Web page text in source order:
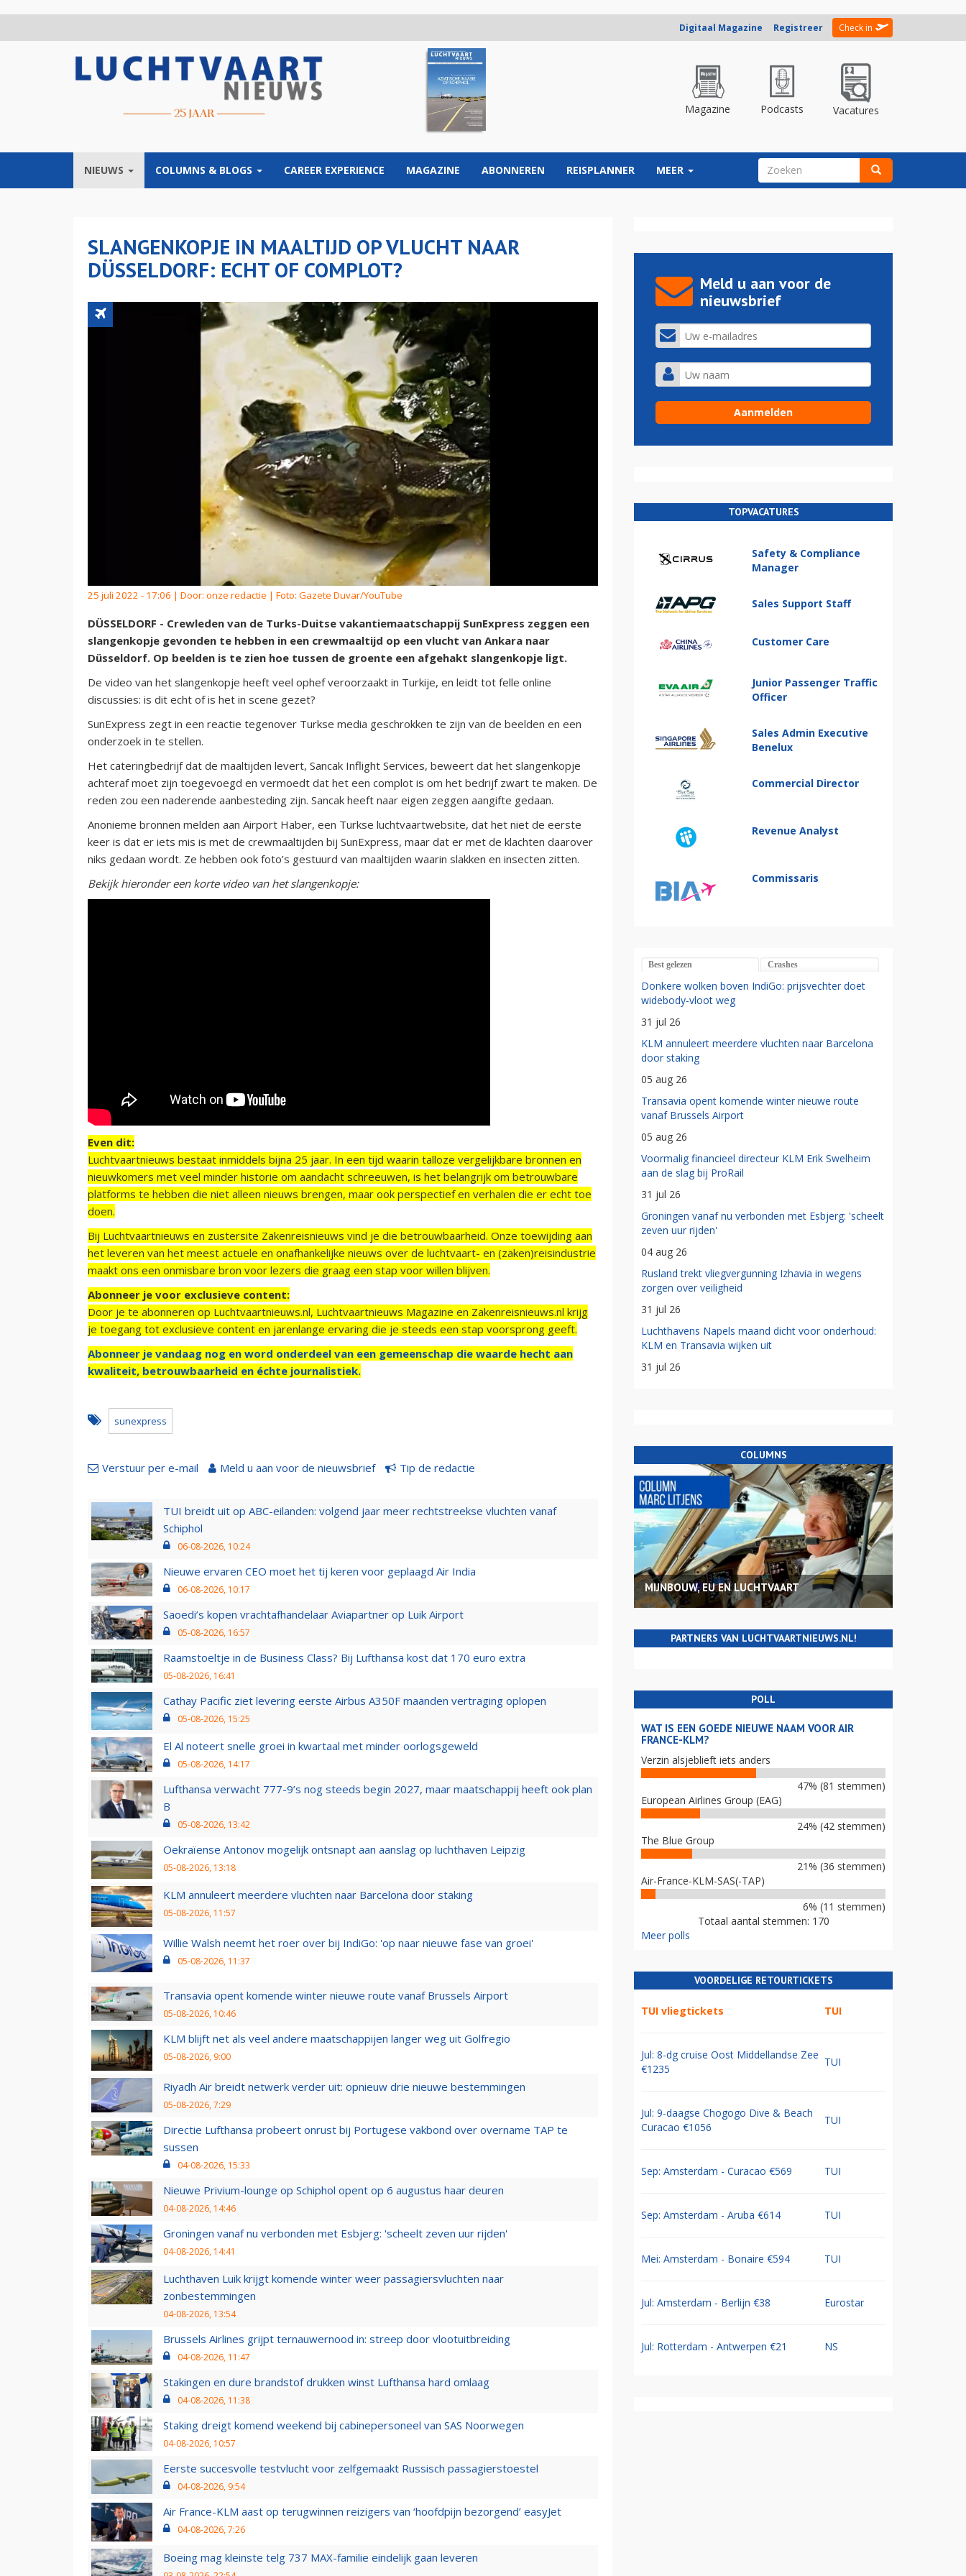
Digitaal Magazine Registreer Check in
Magazine Podcasts Vacatures
NIEUWS COLUMNS & BLOGS CAREER EXPERIENCE MAGAZINE ABONNEREN REISPLANNER MEER ZOEKVELD
SLANGENKOPJE IN MAALTIJD OP VLUCHT NAAR
DÜSSELDORF: ECHT OF COMPLOT?
25 juli 2022 - 17:06 | Door: onze redactie | Foto: Gazete Duvar/YouTube
DÜSSELDORF - Crewleden van de Turks-Duitse vakantiemaatschappij SunExpress zeggen een
slangenkopje gevonden te hebben in een crewmaaltijd op een vlucht van Ankara naar
Düsseldorf. Op beelden is te zien hoe tussen de groente een afgehakt slangenkopje ligt.
De video van het slangenkopje heeft veel ophef veroorzaakt in Turkije, en leidt tot felle online
discussies: is dit echt of is het in scene gezet?
SunExpress zegt in een reactie tegenover Turkse media geschrokken te zijn van de beelden en een
onderzoek in te stellen.
Het cateringbedrijf dat de maaltijden levert, Sancak Inflight Services, beweert dat het slangenkopje
achteraf moet zijn toegevoegd en vermoedt dat het een complot is om het bedrijf zwart te maken. De
reden zou een naderende aanbesteding zijn. Sancak heeft naar eigen zeggen aangifte gedaan.
Anonieme bronnen melden aan Airport Haber, een Turkse luchtvaartwebsite, dat het niet de eerste
keer is dat er iets mis is met de crewmaaltijden bij SunExpress, maar dat er met de klachten daarover
niks gedaan wordt. Ze hebben ook foto’s gestuurd van maaltijden waarin slakken en insecten zitten.
Bekijk hieronder een korte video van het slangenkopje:
Even dit:
Luchtvaartnieuws bestaat inmiddels bijna 25 jaar. In een tijd waarin talloze vergelijkbare bronnen en
nieuwkomers met veel minder historie om aandacht schreeuwen, is het belangrijk om betrouwbare
platforms te hebben die niet alleen nieuws brengen, maar ook perspectief en verhalen die er echt toe
doen.
Bij Luchtvaartnieuws en zustersite Zakenreisnieuws vind je die betrouwbaarheid. Onze toewijding aan
het leveren van het meest actuele en onafhankelijke nieuws over de luchtvaart- en (zaken)reisindustrie
maakt ons een onmisbare bron voor lezers die graag een stap voor willen blijven.
Abonneer je voor exclusieve content:
Door je te abonneren op Luchtvaartnieuws.nl, Luchtvaartnieuws Magazine en Zakenreisnieuws.nl krijg
je toegang tot exclusieve content en jarenlange ervaring die je steeds een stap voorsprong geeft.
Abonneer je vandaag nog en word onderdeel van een gemeenschap die waarde hecht aan
kwaliteit, betrouwbaarheid en échte journalistiek.
sunexpress
Verstuur per e-mail Meld u aan voor de nieuwsbrief Tip de redactie
TUI breidt uit op ABC-eilanden: volgend jaar meer rechtstreekse vluchten vanaf
Schiphol
06-08-2026, 10:24
Nieuwe ervaren CEO moet het tij keren voor geplaagd Air India
06-08-2026, 10:17
Saoedi’s kopen vrachtafhandelaar Aviapartner op Luik Airport
05-08-2026, 16:57
Raamstoeltje in de Business Class? Bij Lufthansa kost dat 170 euro extra
05-08-2026, 16:41
Cathay Pacific ziet levering eerste Airbus A350F maanden vertraging oplopen
05-08-2026, 15:25
El Al noteert snelle groei in kwartaal met minder oorlogsgeweld
05-08-2026, 14:17
Lufthansa verwacht 777-9’s nog steeds begin 2027, maar maatschappij heeft ook plan
B
05-08-2026, 13:42
Oekraïense Antonov mogelijk ontsnapt aan aanslag op luchthaven Leipzig
05-08-2026, 13:18
KLM annuleert meerdere vluchten naar Barcelona door staking
05-08-2026, 11:57
Willie Walsh neemt het roer over bij IndiGo: 'op naar nieuwe fase van groei'
05-08-2026, 11:37
Transavia opent komende winter nieuwe route vanaf Brussels Airport
05-08-2026, 10:46
KLM blijft net als veel andere maatschappijen langer weg uit Golfregio
05-08-2026, 9:00
Riyadh Air breidt netwerk verder uit: opnieuw drie nieuwe bestemmingen
05-08-2026, 7:29
Directie Lufthansa probeert onrust bij Portugese vakbond over overname TAP te
sussen
04-08-2026, 15:33
Nieuwe Privium-lounge op Schiphol opent op 6 augustus haar deuren
04-08-2026, 14:46
Groningen vanaf nu verbonden met Esbjerg: 'scheelt zeven uur rijden'
04-08-2026, 14:41
Luchthaven Luik krijgt komende winter weer passagiersvluchten naar
zonbestemmingen
04-08-2026, 13:54
Brussels Airlines grijpt ternauwernood in: streep door vlootuitbreiding
04-08-2026, 11:47
Stakingen en dure brandstof drukken winst Lufthansa hard omlaag
04-08-2026, 11:38
Staking dreigt komend weekend bij cabinepersoneel van SAS Noorwegen
04-08-2026, 10:57
Eerste succesvolle testvlucht voor zelfgemaakt Russisch passagierstoestel
04-08-2026, 9:54
Air France-KLM aast op terugwinnen reizigers van ‘hoofdpijn bezorgend’ easyJet
04-08-2026, 7:26
Boeing mag kleinste telg 737 MAX-familie eindelijk gaan leveren
Meld u aan voor de
nieuwsbrief
TOPVACATURES
Safety & Compliance
Manager
Sales Support Staff
Customer Care
Junior Passenger Traffic
Officer
Sales Admin Executive
Benelux
Commercial Director
Revenue Analyst
Commissaris
Best gelezen Crashes
Donkere wolken boven IndiGo: prijsvechter doet
widebody-vloot weg
31 jul 26
KLM annuleert meerdere vluchten naar Barcelona
door staking
05 aug 26
Transavia opent komende winter nieuwe route
vanaf Brussels Airport
05 aug 26
Voormalig financieel directeur KLM Erik Swelheim
aan de slag bij ProRail
31 jul 26
Groningen vanaf nu verbonden met Esbjerg: 'scheelt
zeven uur rijden'
04 aug 26
Rusland trekt vliegvergunning Izhavia in wegens
zorgen over veiligheid
31 jul 26
Luchthavens Napels maand dicht voor onderhoud:
KLM en Transavia wijken uit
31 jul 26
COLUMNS
MIJNBOUW, EU EN LUCHTVAART
PARTNERS VAN LUCHTVAARTNIEUWS.NL!
POLL
WAT IS EEN GOEDE NIEUWE NAAM VOOR AIR
FRANCE-KLM?
Verzin alsjeblieft iets anders
47% (81 stemmen)
European Airlines Group (EAG)
24% (42 stemmen)
The Blue Group
21% (36 stemmen)
Air-France-KLM-SAS(-TAP)
6% (11 stemmen)
Totaal aantal stemmen: 170
Meer polls
VOORDELIGE RETOURTICKETS
TUI vliegtickets TUI
Jul: 8-dg cruise Oost Middellandse Zee
€1235
TUI
Jul: 9-daagse Chogogo Dive & Beach
Curacao €1056
TUI
Sep: Amsterdam - Curacao €569 TUI
Sep: Amsterdam - Aruba €614 TUI
Mei: Amsterdam - Bonaire €594 TUI
Jul: Amsterdam - Berlijn €38 Eurostar
Jul: Rotterdam - Antwerpen €21 NS